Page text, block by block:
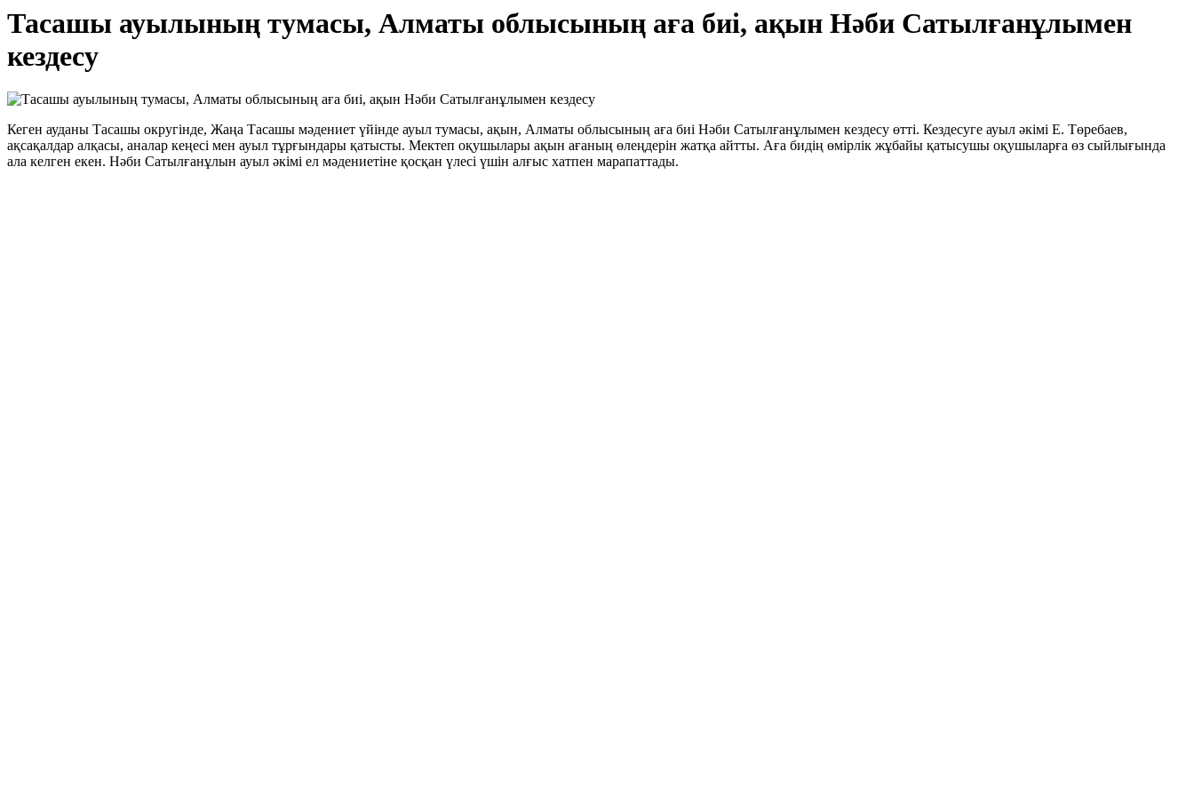
Тасашы ауылының тумасы, Алматы облысының аға биі, ақын Нәби Сатылғанұлымен
кездесу
Кеген ауданы Тасашы округінде, Жаңа Тасашы мәдениет үйінде ауыл тумасы, ақын, Алматы облысының аға биі Нәби Сатылғанұлымен кездесу өтті. Кездесуге ауыл әкімі Е. Төребаев,
ақсақалдар алқасы, аналар кеңесі мен ауыл тұрғындары қатысты. Мектеп оқушылары ақын ағаның өлеңдерін жатқа айтты. Аға бидің өмірлік жұбайы қатысушы оқушыларға өз сыйлығында
ала келген екен. Нәби Сатылғанұлын ауыл әкімі ел мәдениетіне қосқан үлесі үшін алғыс хатпен марапаттады.